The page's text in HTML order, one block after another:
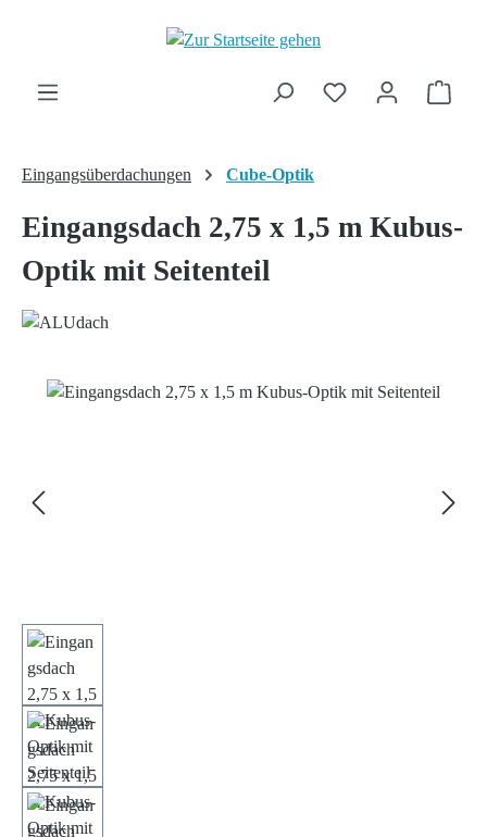
Zum Hauptinhalt springen
Eingangsüberdachungen Cube-Optik
Eingangsdach 2,75 x 1,5 m Kubus-
Optik mit Seitenteil
Bildergalerie überspringen